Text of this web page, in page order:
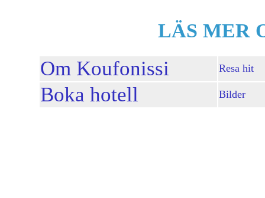
LÄS MER
Om Koufonissi Resa hit
Boka hotell Bilder